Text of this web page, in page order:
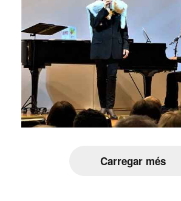
Carregar més